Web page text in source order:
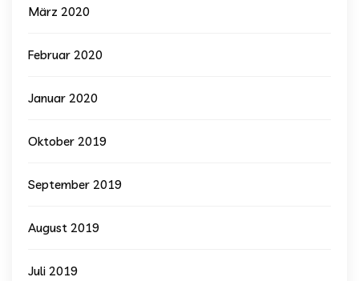
März 2020
Februar 2020
Januar 2020
Oktober 2019
September 2019
August 2019
Juli 2019